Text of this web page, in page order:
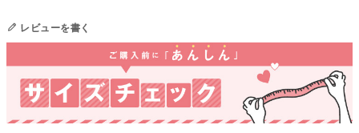
国内の縫製工場と連携して、一つひとつ丁寧に仕上げています。心地よい着
心地をお楽しみください。
対象犬種
カニンヘン・ミニチュアダックス、ダックスフンド、シーズー、チワワ、パ
ピヨン、ポメラニアン、マルチーズ、トイプードル、ミニチュアシュナウザ
レビューを書く